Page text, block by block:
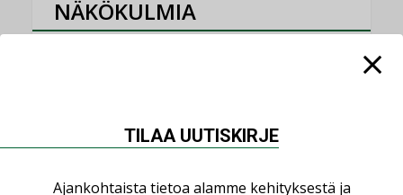
NÄKÖKULMIA
Sähköistäminen säästää euroja
TILAA UUTISKIRJE
Ajankohtaista tietoa alamme kehityksestä ja